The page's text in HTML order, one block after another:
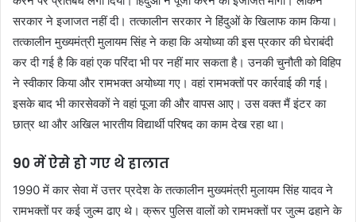
सरकार ने इजाजत नहीं दी। तत्कालीन सरकार ने हिंदुओं के खिलाफ काम किया।
तत्कालीन मुख्यमंत्री मुलायम सिंह ने कहा कि अयोध्या की इस प्रकार की घेराबंदी
कर दी गई है कि वहां एक परिंदा भी पर नहीं मार सकता है। उनकी चुनौती को विहिप
ने स्वीकार किया और रामभक्त अयोध्या गए। वहां रामभक्तों पर कार्रवाई की गई।
इसके बाद भी कारसेवकों ने वहां पूजा की और वापस आए। उस वक्त मैं इंटर का
छात्र था और अखिल भारतीय विद्यार्थी परिषद का काम देख रहा था।
90 में ऐसे हो गए थे हालात
1990 में कार सेवा में उत्तर प्रदेश के तत्कालीन मुख्यमंत्री मुलायम सिंह यादव ने
रामभक्तों पर कई जुल्म ढाए थे। क्रूर पुलिस वालों को रामभक्तों पर जुल्म ढहाने के